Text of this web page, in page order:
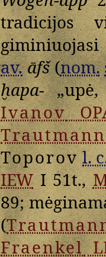
tradicijos
av. āfš(nom.
ḫapa-„upė,
Ivanov
Trautmann
Toporovl.
IEWI 51t.,
89;
(
Fraenkel